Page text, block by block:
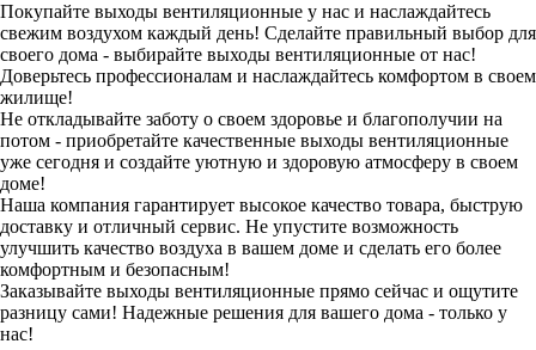
Покупайте выходы вентиляционные у нас и наслаждайтесь
свежим воздухом каждый день! Сделайте правильный выбор для
своего дома - выбирайте выходы вентиляционные от нас!
Доверьтесь профессионалам и наслаждайтесь комфортом в своем
жилище!
Не откладывайте заботу о своем здоровье и благополучии на
потом - приобретайте качественные выходы вентиляционные
уже сегодня и создайте уютную и здоровую атмосферу в своем
доме!
Наша компания гарантирует высокое качество товара, быструю
доставку и отличный сервис. Не упустите возможность
улучшить качество воздуха в вашем доме и сделать его более
комфортным и безопасным!
Заказывайте выходы вентиляционные прямо сейчас и ощутите
разницу сами! Надежные решения для вашего дома - только у
нас!